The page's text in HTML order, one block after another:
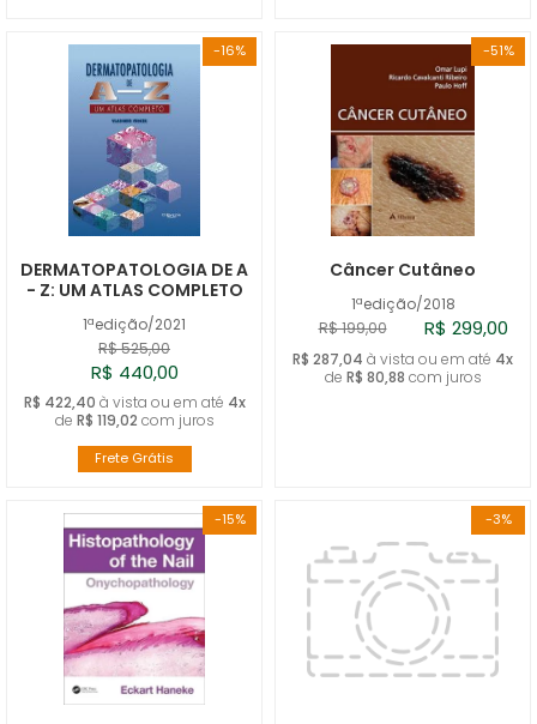
-16%
1ªedição/2021
DERMATOPATOLOGIA DE A
- Z: UM ATLAS COMPLETO
R$ 525,00
R$ 440,00
R$ 422,40 à vista ou em até 4x
de R$ 119,02 com juros
Frete Grátis
-51%
1ªedição/2018
Câncer Cutâneo
R$ 199,00 R$ 299,00
R$ 287,04 à vista ou em até 4x
de R$ 80,88 com juros
-15% -3%